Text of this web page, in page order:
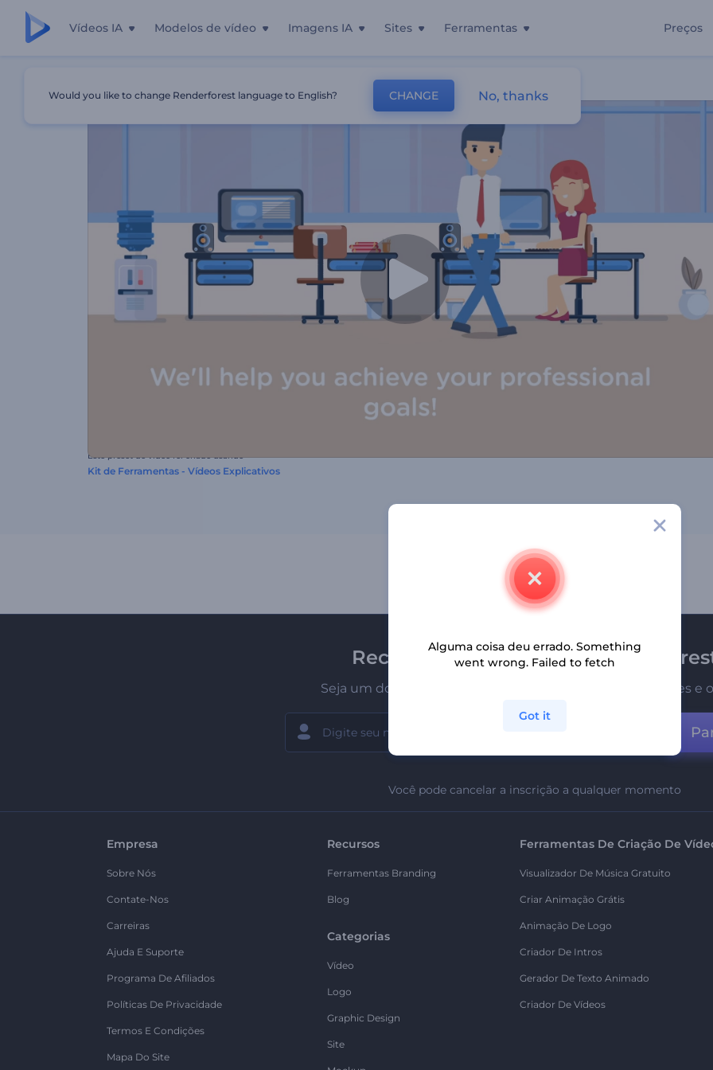
Vídeos IA Modelos de vídeo Imagens IA Sites Ferramentas Preços
Este preset de vídeo foi criado usando
Kit de Ferramentas - Vídeos Explicativos
Receba a newsletter da
Seja um dos primeiros a receber nossas últimas novidades e
Você pode cancelar a inscrição a qualquer momento
Empresa
Sobre Nós
Contate-Nos
Carreiras
Ajuda E Suporte
Programa De Afiliados
Políticas De Privacidade
Termos E Condições
Mapa Do Site
Recursos
Ferramentas Branding
Blog
Categorias
Vídeo
Logo
Graphic Design
Site
Ferramentas De Criação De
Visualizador De Música Gratuito
Criar Animação Grátis
Animação De Logo
Criador De Intros
Gerador De Texto Animado
Criador De Vídeos
Would you like to change Renderforest language to English? CHANGE No, thanks
Alguma coisa deu errado. Something
went wrong. Failed to fetch
Got it